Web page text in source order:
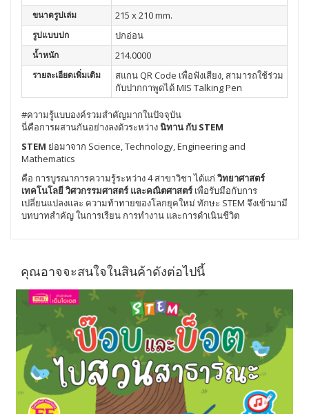
ขนาดรูปเล่ม 215 x 210 mm.
รูปแบบปก ปกอ่อน
น้ำหนัก 214.0000
รายละเอียดเพิ่มเติม
สแกน QR Code เพื่อฟังเสียง, สามารถใช้ร่วม
กับปากกาพูดได้ MIS Talking Pen
#ความรู้แบบองค์รวมสำคัญมากในปัจจุบัน
นี่คือการผสานกันอย่างลงตัวระหว่างนิทาน กับ STEM
STEM ย่อมาจาก Science, Technology, Engineering and
Mathematics
คือ การบูรณาการความรู้ระหว่าง 4 สาขาวิชา ได้แก่ วิทยาศาสตร์
เทคโนโลยี วิศวกรรมศาสตร์ และคณิตศาสตร์ เพื่อรับมือกับการ
เปลี่ยนแปลงและ ความท้าทายของโลกยุคใหม่ ทักษะ STEM จึงเข้ามามี
บทบาทสำคัญ ในการเรียน การทำงาน และการดำเนินชีวิต
คุณอาจจะสนใจในสินค้าดังต่อไปนี้